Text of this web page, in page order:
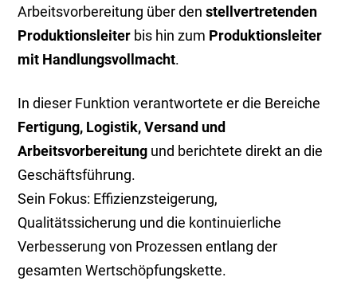
Arbeitsvorbereitung über denstellvertretenden
Produktionsleiter bis hin zum Produktionsleiter
mit Handlungsvollmacht.
In dieser Funktion verantwortete er die Bereiche
Fertigung, Logistik, Versand und
Arbeitsvorbereitung und berichtete direkt an die
Geschäftsführung.
Sein Fokus: Effizienzsteigerung,
Qualitätssicherung und die kontinuierliche
Verbesserung von Prozessen entlang der
gesamten Wertschöpfungskette.